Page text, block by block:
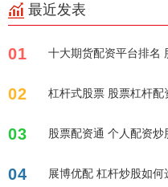
最近发表
01 十大期货配资平台排名
02 杠杆式股票 股票杠杆配
03 股票配资通 个人配资炒
04 展博优配 杠杆炒股如何